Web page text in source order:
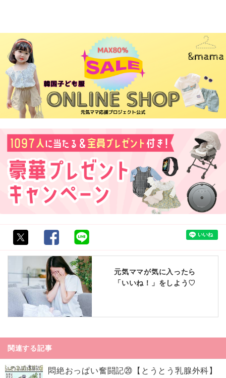
元気ママが気に入ったら
「いいね！」をしよう♡
関連する記事
悶絶おっぱい奮闘記⑳【とうとう乳腺外科】